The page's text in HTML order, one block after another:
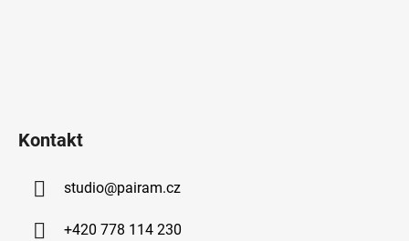
Kontakt
studio@pairam.cz
+420 778 114 230